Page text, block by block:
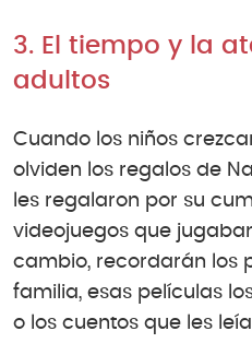
3. El tiempo y la
adultos
Cuando los niños
olviden los regalos de
les regalaron por su
videojuegos que
cambio, recordarán los
familia, esas películas
o los cuentos que les